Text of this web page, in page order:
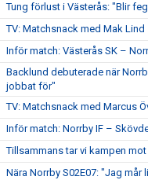
Tung förlust i Västerås: "Blir
TV: Matchsnack med Mak Lind
Inför match: Västerås SK –
Backlund debuterade när
jobbat för"
TV: Matchsnack med Marcus
Inför match: Norrby IF –
Tillsammans tar vi kampen
Nära Norrby S02E07: "Jag mår